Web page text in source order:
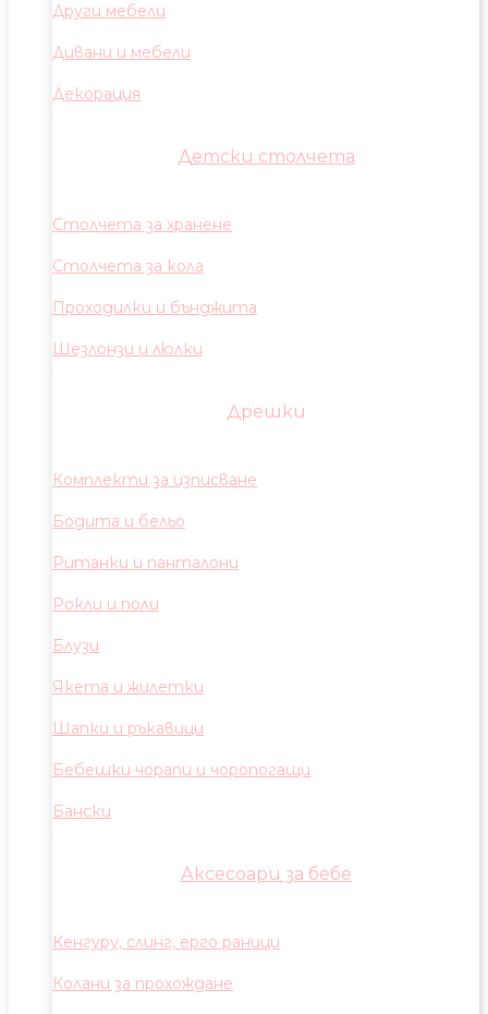
Други мебели
Дивани и мебели
Декорация
Детски столчета
Столчета за хранене
Столчета за кола
Проходилки и бънджита
Шезлонзи и люлки
Дрешки
Комплекти за изписване
Бодита и бельо
Ританки и панталони
Рокли и поли
Блузи
Якета и жилетки
Шапки и ръкавици
Бебешки чорапи и чоропогащи
Бански
Аксесоари за бебе
Кенгуру, слинг, ерго раници
Колани за прохождане